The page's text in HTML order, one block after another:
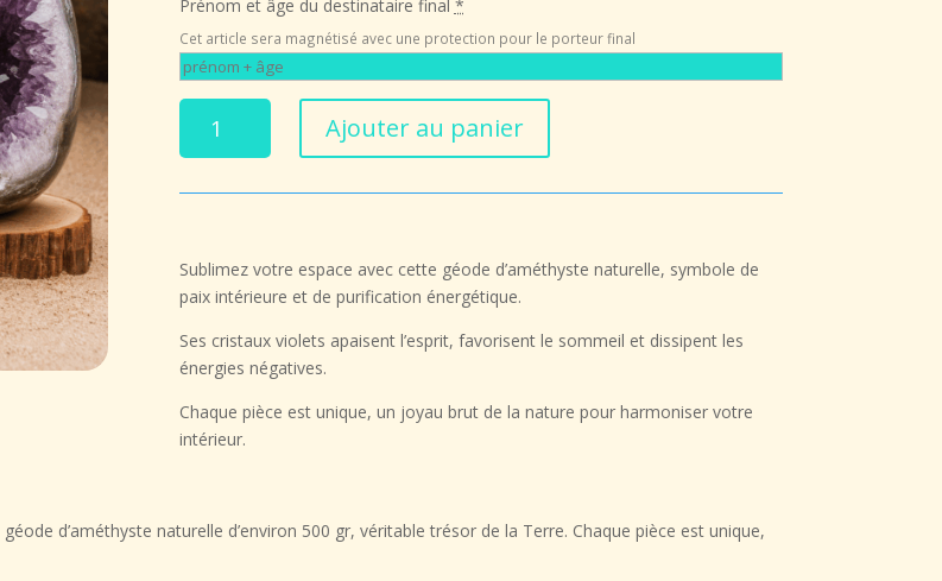
149,50 €.104,65 €.
Prénom et âge du destinataire final *
Cet article sera magnétisé avec une protection pour le porteur final
quantité
Géode
d’Améthyste
Harmonie,
Sérénité
Énergie
(environ
500
Ajouter au panier
Sublimez votre espace avec cette géode d’améthyste naturelle, symbole de
paix intérieure et de purification énergétique.
Ses cristaux violets apaisent l’esprit, favorisent le sommeil et dissipent les
énergies négatives.
Chaque pièce est unique, un joyau brut de la nature pour harmoniser votre
intérieur.
géode d’améthyste naturelle d’environ 500 gr, véritable trésor de la Terre. Chaque pièce est unique,